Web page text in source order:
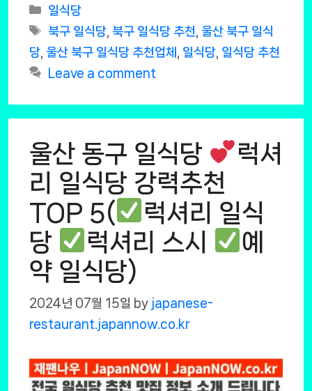
Categories
일식당
Tags
북구 일식당 북구 일식당 추천
울산 북구 일식
당 울산 북구 일식당 추천업체 일식당 일식당 추천
Leave a comment
울산 동구 일식당
럭셔
리 일식당 강력추천
TOP 5(
럭셔리 일식
당
럭셔리 스시
예
약 일식당)
2024년 07월 15일 by japanese-
restaurant.japannow.co.kr